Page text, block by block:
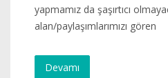
yapmamız da şaşırtıcı
alan/paylaşımlarımızı gören
Devamı